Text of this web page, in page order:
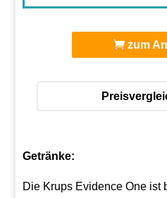
zum
Getränke:
Die Krups Evidence One ist